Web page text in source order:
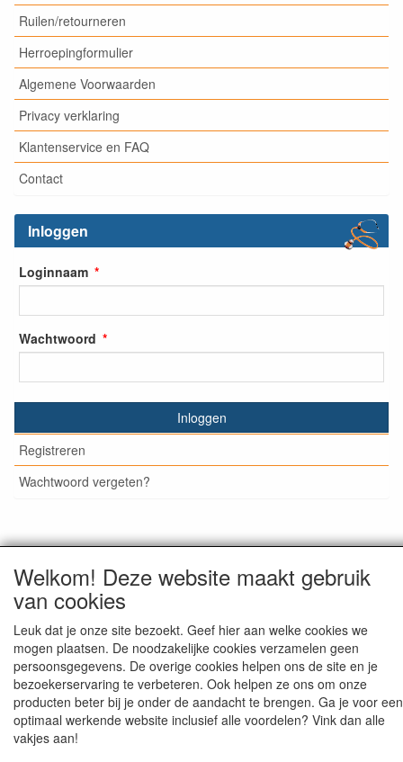
Ruilen/retourneren
Herroepingformulier
Algemene Voorwaarden
Privacy verklaring
Klantenservice en FAQ
Contact
Inloggen
Loginnaam
Wachtwoord
Inloggen
Registreren
Wachtwoord vergeten?
© Medisan Trading | Alblasserdam. Alle genoemde prijzen
zijn inclusief BTW en exclusiefverzendkosten, tenzij anders
staat aangegeven.
Welkom! Deze website maakt gebruik
van cookies
Leuk dat je onze site bezoekt. Geef hier aan welke cookies we
mogen plaatsen. De noodzakelijke cookies verzamelen geen
persoonsgegevens. De overige cookies helpen ons de site en je
bezoekerservaring te verbeteren. Ook helpen ze ons om onze
producten beter bij je onder de aandacht te brengen. Ga je voor een
optimaal werkende website inclusief alle voordelen? Vink dan alle
vakjes aan!